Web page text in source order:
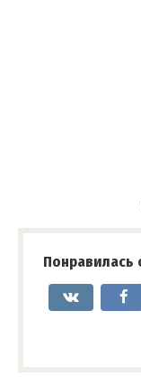
Понравилась